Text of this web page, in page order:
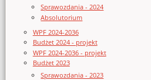
Sprawozdania - 2024
Absolutorium
WPF 2024-2036
Budżet 2024 - projekt
WPF 2024-2036 - projekt
Budżet 2023
Sprawozdania - 2023